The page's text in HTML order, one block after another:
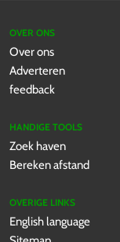
OVER ONS
Over ons
Adverteren
feedback
HANDIGE TOOLS
Zoek haven
Bereken afstand
OVERIGE LINKS
English language